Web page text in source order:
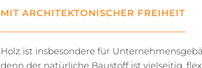
MIT ARCHITEKTONISCHER FREIHEIT
Holz ist insbesondere für
denn der natürliche Baustoff ist vielseitig,